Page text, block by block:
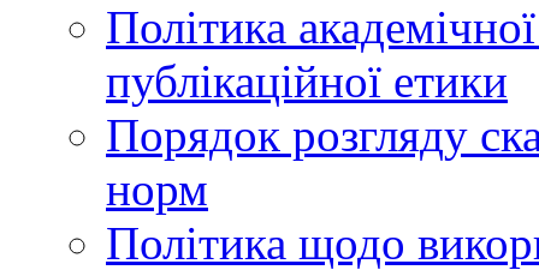
Політика
публікаційної етики
Порядок розгляду
норм
Політика щодо